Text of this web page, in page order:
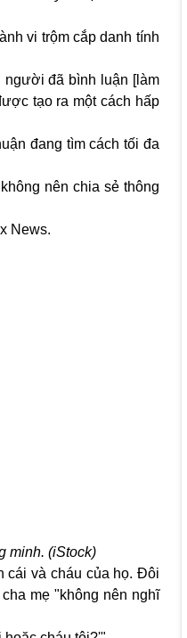
vi trộm cắp danh tính
người đã bình luận [làm
tạo ra một cách hấp
đang tìm cách tối đa
nên chia sẻ thông
News.
minh. (iStock)
cái và cháu của họ. Đôi
mẹ "không nên nghĩ